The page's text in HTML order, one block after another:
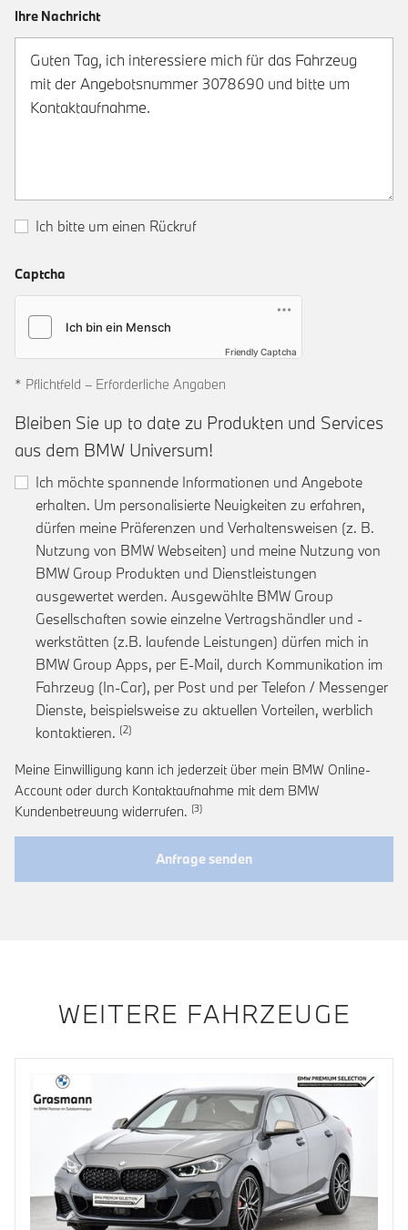
Ihre Nachricht
Ich bitte um einen Rückruf
Captcha
Friendly Captcha
* Pflichtfeld – Erforderliche Angaben
Bleiben Sie up to date zu Produkten und Services
aus dem BMW Universum!
Ich möchte spannende Informationen und Angebote
erhalten. Um personalisierte Neuigkeiten zu erfahren,
dürfen meine Präferenzen und Verhaltensweisen (z. B.
Nutzung von BMW Webseiten) und meine Nutzung von
BMW Group Produkten und Dienstleistungen
ausgewertet werden. Ausgewählte BMW Group
Gesellschaften sowie einzelne Vertragshändler und -
werkstätten (z.B. laufende Leistungen) dürfen mich in
BMW Group Apps, per E-Mail, durch Kommunikation im
Fahrzeug (In-Car), per Post und per Telefon / Messenger
Dienste, beispielsweise zu aktuellen Vorteilen, werblich
kontaktieren. Link zur Fußnote: Einwilligung zur
Meine Einwilligung kann ich jederzeit über mein BMW Online-
Account oder durch Kontaktaufnahme mit dem BMW
Kundenbetreuung widerrufen. Link zur Fußnote: Widerruf der
Anfrage senden
WEITERE FAHRZEUGE